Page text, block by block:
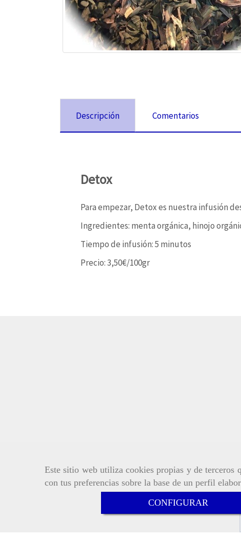
Este sitio web utiliza cookies propias y de terceros
con tus preferencias sobre la base de un perfil
CONFIGURAR
Descripción Comentarios
Detox
Para empezar, Detox es nuestra infusión
Ingredientes: menta orgánica, hinojo
Tiempo de infusión: 5 minutos
Precio: 3,50€/100gr